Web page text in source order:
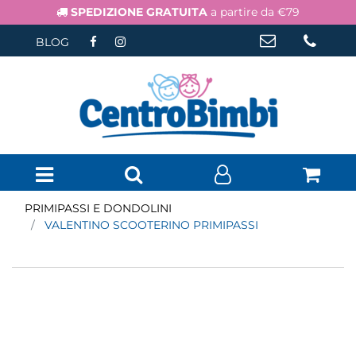
SPEDIZIONE GRATUITA a partire da €79
BLOG
Open menu
PRIMIPASSI E DONDOLINI
VALENTINO SCOOTERINO PRIMIPASSI